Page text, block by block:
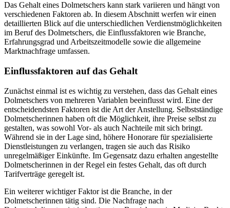
Das Gehalt eines Dolmetschers kann stark variieren und hängt von
verschiedenen Faktoren ab. In diesem Abschnitt werfen wir einen
detaillierten Blick auf die unterschiedlichen Verdienstmöglichkeiten
im Beruf des Dolmetschers, die Einflussfaktoren wie Branche,
Erfahrungsgrad und Arbeitszeitmodelle sowie die allgemeine
Marktnachfrage umfassen.
Einflussfaktoren auf das Gehalt
Zunächst einmal ist es wichtig zu verstehen, dass das Gehalt eines
Dolmetschers von mehreren Variablen beeinflusst wird. Eine der
entscheidendsten Faktoren ist die Art der Anstellung. Selbstständige
Dolmetscherinnen haben oft die Möglichkeit, ihre Preise selbst zu
gestalten, was sowohl Vor- als auch Nachteile mit sich bringt.
Während sie in der Lage sind, höhere Honorare für spezialisierte
Dienstleistungen zu verlangen, tragen sie auch das Risiko
unregelmäßiger Einkünfte. Im Gegensatz dazu erhalten angestellte
Dolmetscherinnen in der Regel ein festes Gehalt, das oft durch
Tarifverträge geregelt ist.
Ein weiterer wichtiger Faktor ist die Branche, in der
Dolmetscherinnen tätig sind. Die Nachfrage nach